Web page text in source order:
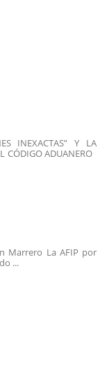
INEXACTAS” Y LA
CÓDIGO ADUANERO
Marrero La AFIP por
...